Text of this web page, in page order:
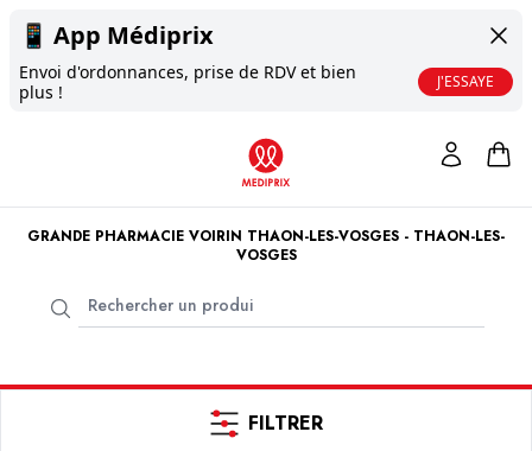
📱 App Médiprix
Envoi d'ordonnances, prise de RDV et bien
plus !
J'ESSAYE
GRANDE PHARMACIE VOIRIN THAON-LES-VOSGES - THAON-LES-
VOSGES
FILTRER